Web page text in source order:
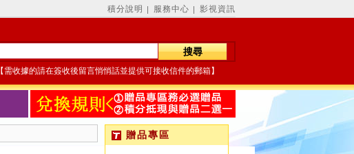
積分說明 服務中心 影視資訊
【需收據的請在簽收後留言悄悄話並提供可接收信件的郵箱】
贈品專區